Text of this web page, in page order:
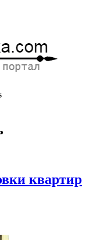
квартир